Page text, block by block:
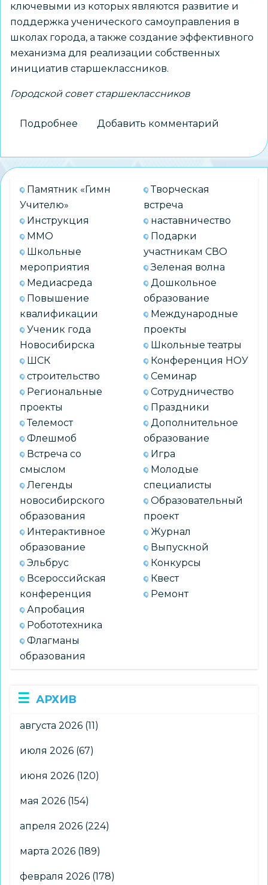
ключевыми из которых являются развитие и
поддержка ученического самоуправления в
школах города, а также создание эффективного
механизма для реализации собственных
инициатив старшеклассников.
Городской совет старшеклассников
Подробнее
Городского
совета
старшеклассников
с
начальником
департамента
образования
Добавить комментарий
Памятник «Гимн
Учителю»
Инструкция
ММО
Школьные
мероприятия
Медиасреда
Повышение
квалификации
Ученик года
Новосибирска
ШСК
строительство
Региональные
проекты
Телемост
Флешмоб
Встреча со
смыслом
Легенды
новосибирского
образования
Интерактивное
образование
Эльбрус
Всероссийская
конференция
Апробация
Робототехника
Флагманы
образования
Творческая
встреча
наставничество
Подарки
участникам СВО
Зеленая волна
Дошкольное
образование
Международные
проекты
Школьные театры
Конференция НОУ
Семинар
Сотрудничество
Праздники
Дополнительное
образование
Игра
Молодые
специалисты
Образовательный
проект
Журнал
Выпускной
Конкурсы
Квест
Ремонт
АРХИВ
августа 2026 (11)
июля 2026 (67)
июня 2026 (120)
мая 2026 (154)
апреля 2026 (224)
марта 2026 (189)
февраля 2026 (178)